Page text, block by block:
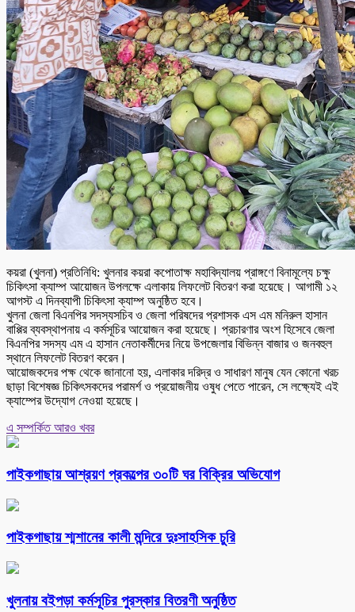
কয়রা (খুলনা) প্রতিনিধি: খুলনার কয়রা কপোতাক্ষ মহাবিদ্যালয় প্রাঙ্গণে বিনামূল্যে চক্ষু
চিকিৎসা ক্যাম্প আয়োজন উপলক্ষে এলাকায় লিফলেট বিতরণ করা হয়েছে। আগামী ১২
আগস্ট এ দিনব্যাপী চিকিৎসা ক্যাম্প অনুষ্ঠিত হবে।
খুলনা জেলা বিএনপির সদস্যসচিব ও জেলা পরিষদের প্রশাসক এস এম মনিরুল হাসান
বাপ্পির ব্যবস্থাপনায় এ কর্মসূচির আয়োজন করা হয়েছে। প্রচারণার অংশ হিসেবে জেলা
বিএনপির সদস্য এম এ হাসান নেতাকর্মীদের নিয়ে উপজেলার বিভিন্ন বাজার ও জনবহুল
স্থানে লিফলেট বিতরণ করেন।
আয়োজকদের পক্ষ থেকে জানানো হয়, এলাকার দরিদ্র ও সাধারণ মানুষ যেন কোনো খরচ
ছাড়া বিশেষজ্ঞ চিকিৎসকদের পরামর্শ ও প্রয়োজনীয় ওষুধ পেতে পারেন, সে লক্ষ্যেই এই
ক্যাম্পের উদ্যোগ নেওয়া হয়েছে।
এ সম্পর্কিত আরও খবর
পাইকগাছায় আশ্রয়ণ প্রকল্পের ৩০টি ঘর বিক্রির অভিযোগ
পাইকগাছায় শ্মশানের কালী মন্দিরে দুঃসাহসিক চুরি
খুলনায় বইপড়া কর্মসূচির পুরস্কার বিতরণী অনুষ্ঠিত